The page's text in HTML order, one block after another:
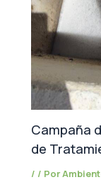
Campaña
de
/ / Por